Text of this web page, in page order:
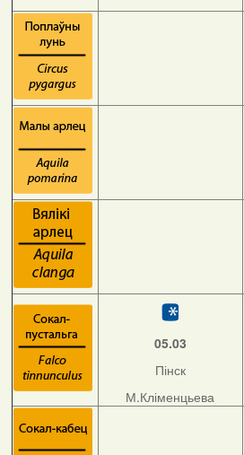
05.03
Пінск
М.Кліменцьева